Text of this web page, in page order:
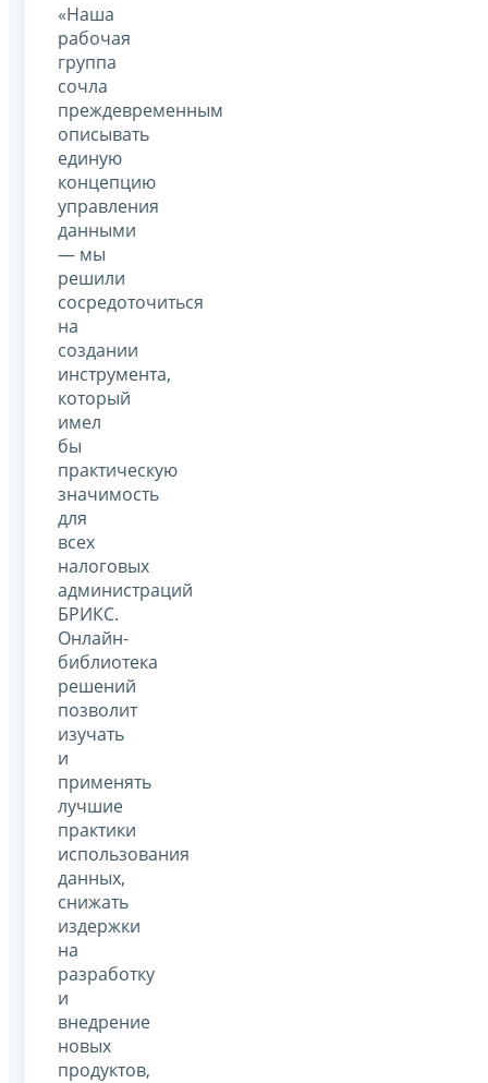
«Наша
рабочая
группа
сочла
преждевременным
описывать
единую
концепцию
управления
данными
— мы
решили
сосредоточиться
на
создании
инструмента,
который
имел
бы
практическую
значимость
для
всех
налоговых
администраций
БРИКС.
Онлайн-
библиотека
решений
позволит
изучать
и
применять
лучшие
практики
использования
данных,
снижать
издержки
на
разработку
и
внедрение
новых
продуктов,